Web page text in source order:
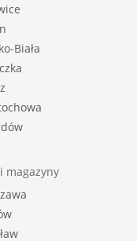
Biała
magazyny